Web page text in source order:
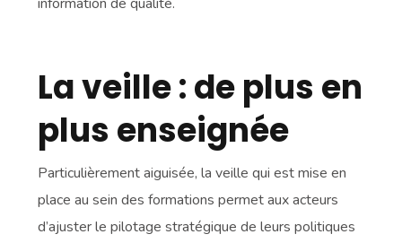
La veille : de plus en
plus enseignée
Particulièrement aiguisée, la veille qui est mise en
place au sein des formations permet aux acteurs
d’ajuster le pilotage stratégique de leurs politiques